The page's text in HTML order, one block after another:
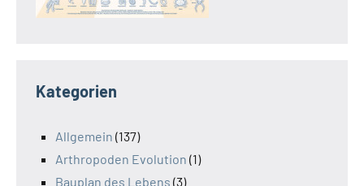
Kategorien
Allgemein (137)
Arthropoden Evolution (1)
Bauplan des Lebens (3)